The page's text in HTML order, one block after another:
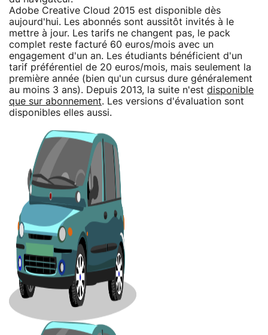
Adobe Creative Cloud 2015 est disponible dès
aujourd'hui. Les abonnés sont aussitôt invités à le
mettre à jour. Les tarifs ne changent pas, le pack
complet reste facturé 60 euros/mois avec un
engagement d'un an. Les étudiants bénéficient d'un
tarif préférentiel de 20 euros/mois, mais seulement la
première année (bien qu'un cursus dure généralement
au moins 3 ans). Depuis 2013, la suite n'est disponible
que sur abonnement. Les versions d'évaluation sont
disponibles elles aussi.